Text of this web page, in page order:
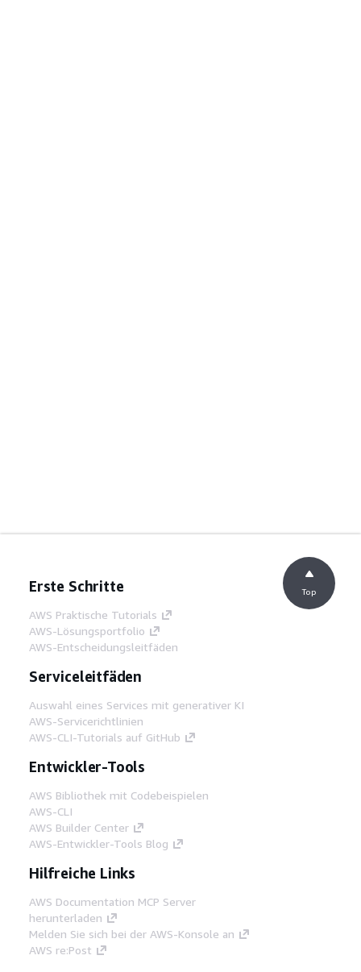
Erste Schritte
AWS Praktische Tutorials
AWS-Lösungsportfolio
AWS-Entscheidungsleitfäden
Serviceleitfäden
Auswahl eines Services mit generativer KI
AWS-Servicerichtlinien
AWS-CLI-Tutorials auf GitHub
Entwickler-Tools
AWS Bibliothek mit Codebeispielen
AWS-CLI
AWS Builder Center
AWS-Entwickler-Tools Blog
Hilfreiche Links
AWS Documentation MCP Server
herunterladen
Melden Sie sich bei der AWS-Konsole an
AWS re:Post
Top